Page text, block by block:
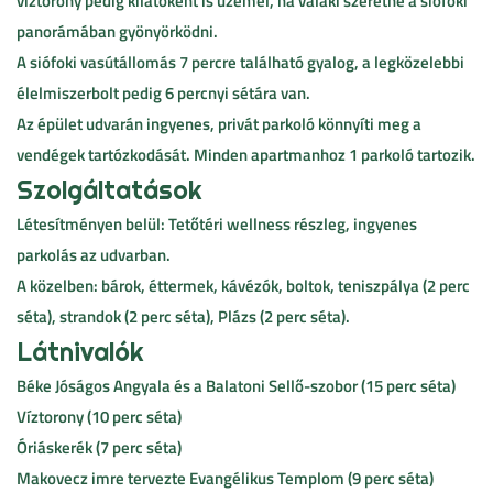
panorámában gyönyörködni.
A siófoki vasútállomás 7 percre található gyalog, a legközelebbi
élelmiszerbolt pedig 6 percnyi sétára van.
Az épület udvarán ingyenes, privát parkoló könnyíti meg a
vendégek tartózkodását. Minden apartmanhoz 1 parkoló tartozik.
Szolgáltatások
Létesítményen belül: Tetőtéri wellness részleg, ingyenes
parkolás az udvarban.
A közelben: bárok, éttermek, kávézók, boltok, teniszpálya (2 perc
séta), strandok (2 perc séta), Plázs (2 perc séta).
Látnivalók
Béke Jóságos Angyala és a Balatoni Sellő-szobor (15 perc séta)
Víztorony (10 perc séta)
Óriáskerék (7 perc séta)
Makovecz imre tervezte Evangélikus Templom (9 perc séta)